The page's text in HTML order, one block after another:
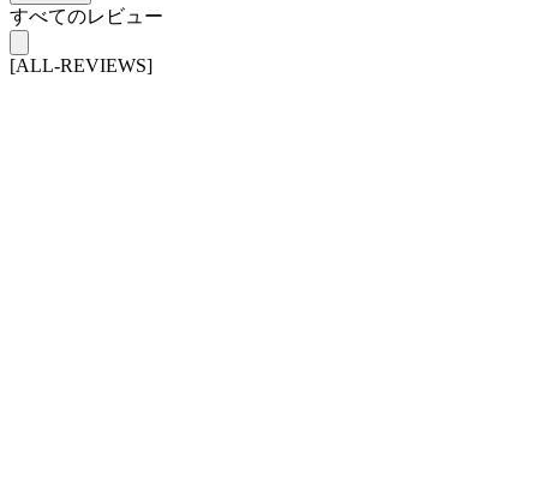
すべてのレビュー
[ALL-REVIEWS]